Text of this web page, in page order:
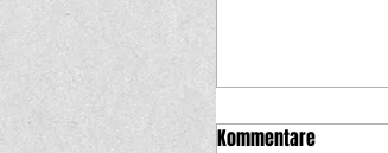
Kommentare